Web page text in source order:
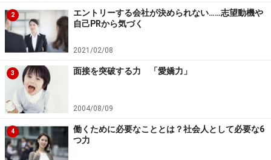
2
エントリーする会社が決められない……志望動機や
自己PRから気づく
2021/02/08
3 面接を突破する力 「愛嬌力」
2004/08/09
4
働くために必要なこととは？社会人として必要な6
つ力